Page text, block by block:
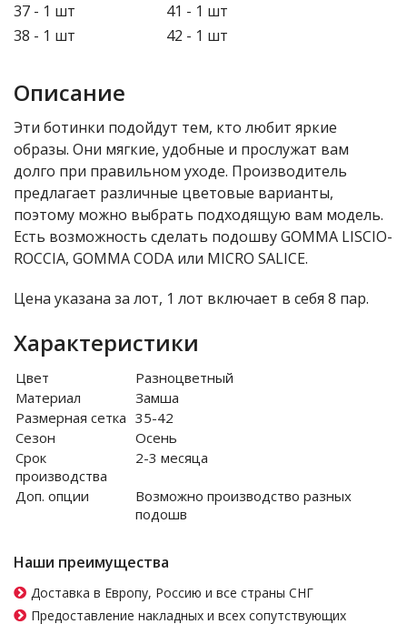
37 - 1 шт
38 - 1 шт
41 - 1 шт
42 - 1 шт
Описание
Эти ботинки подойдут тем, кто любит яркие
образы. Они мягкие, удобные и прослужат вам
долго при правильном уходе. Производитель
предлагает различные цветовые варианты,
поэтому можно выбрать подходящую вам модель.
Есть возможность сделать подошву GOMMA LISCIO-
ROCCIA, GOMMA CODA или MICRO SALICE.
Цена указана за лот, 1 лот включает в себя 8 пар.
Характеристики
Цвет
Разноцветный
Материал
Замша
Размерная сетка 35-42
Сезон
Осень
Срок
производства
2-3 месяца
Доп. опции
Возможно производство разных
подошв
Наши преимущества
Доставка в Европу, Россию и все страны СНГ
Предоставление накладных и всех сопутствующих